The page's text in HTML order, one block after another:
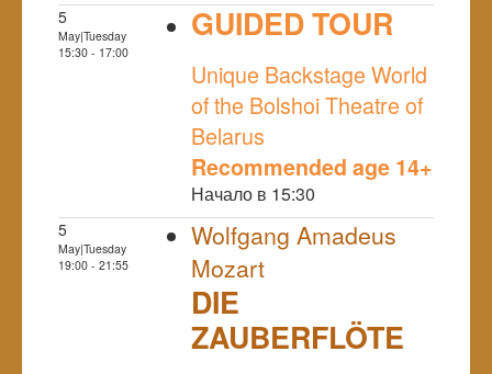
5
May|Tuesday
15:30 - 17:00
GUIDED TOUR
Unique Backstage World
of the Bolshoi Theatre of
Belarus
Recommended age 14+
Начало в 15:30
5
May|Tuesday
19:00 - 21:55
Wolfgang Amadeus
Mozart
DIE
ZAUBERFLÖTE